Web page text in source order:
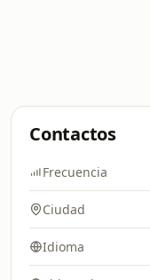
Contactos
Frecuencia
Ciudad
Idioma